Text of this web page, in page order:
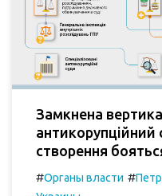
Замкнена
антикорупційний
створення
#Органы власти #